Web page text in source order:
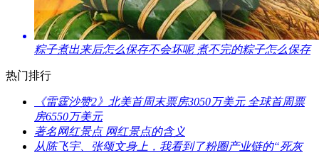
​粽子煮出来后怎么保存不会坏呢 煮不完的粽子怎么保存
热门排行
​《雷霆沙赞2》北美首周末票房3050万美元 全球首周票
房6550万美元
​著名网红景点 网红景点的含义
​从陈飞宇、张颂文身上，我看到了粉圈产业链的“死灰